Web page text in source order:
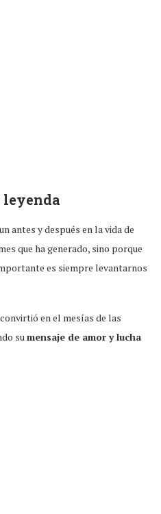
leyenda
antes y después en la vida de
que ha generado, sino porque
es siempre levantarnos
en el mesías de las
sumensaje de amor y lucha